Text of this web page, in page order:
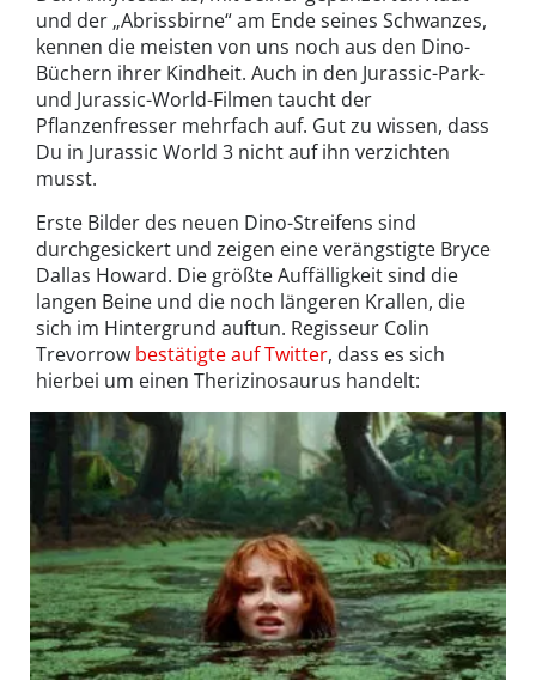
und der „Abrissbirne“ am Ende seines Schwanzes,
kennen die meisten von uns noch aus den Dino-
Büchern ihrer Kindheit. Auch in den Jurassic-Park-
und Jurassic-World-Filmen taucht der
Pflanzenfresser mehrfach auf. Gut zu wissen, dass
Du in Jurassic World 3 nicht auf ihn verzichten
musst.
Erste Bilder des neuen Dino-Streifens sind
durchgesickert und zeigen eine verängstigte Bryce
Dallas Howard. Die größte Auffälligkeit sind die
langen Beine und die noch längeren Krallen, die
sich im Hintergrund auftun. Regisseur Colin
Trevorrow bestätigte auf Twitter, dass es sich
hierbei um einen Therizinosaurus handelt: